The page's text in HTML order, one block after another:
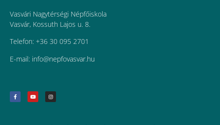
Vasvári Nagytérségi Népfőiskola
Vasvár, Kossuth Lajos u. 8.
Telefon: +36 30 095 2701
E-mail: uh.ravsavofpen@ofni